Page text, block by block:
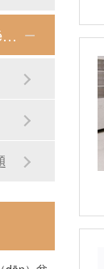
新（xīn）聞（wén）資訊
dān）盆